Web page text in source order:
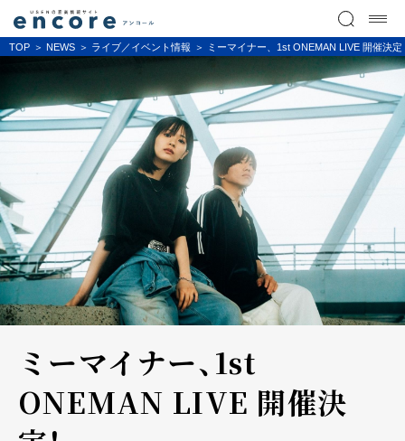
TOP NEWS ライブ／イベント情報 ミーマイナー、1st ONEMAN LIVE 開催決定
ミーマイナー、1st
ONEMAN LIVE 開催決